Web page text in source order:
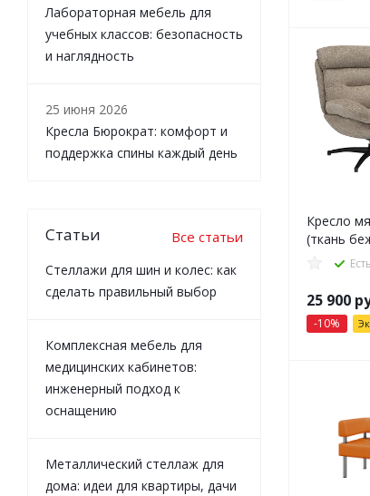
Кресло
(ткань
25 900
-10%
Лабораторная мебель для
учебных классов: безопасность
и наглядность
25 июня 2026
Кресла Бюрократ: комфорт и
поддержка спины каждый день
Статьи Все статьи
Стеллажи для шин и колес: как
сделать правильный выбор
Комплексная мебель для
медицинских кабинетов:
инженерный подход к
оснащению
Металлический стеллаж для
дома: идеи для квартиры, дачи